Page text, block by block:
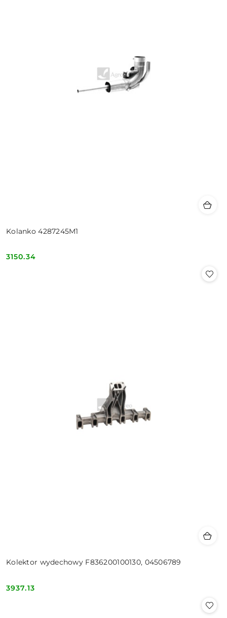
Kolanko 4287245M1
Cena:
3150.34
Kolektor wydechowy F836200100130, 04506789
Cena:
3937.13